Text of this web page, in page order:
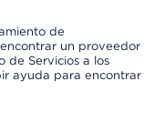
de
un proveedor
de Servicios a los
ayuda para encontrar